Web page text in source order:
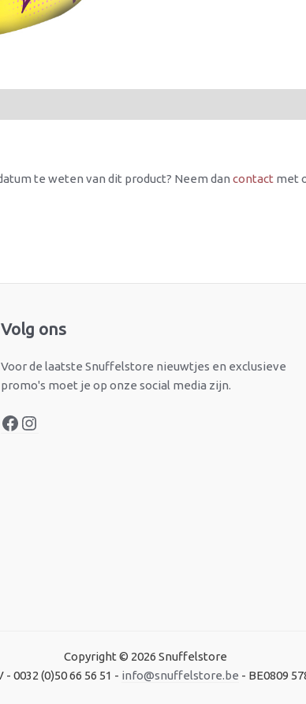
te weten van dit product? Neem dan contact met
Volg ons
Voor de laatste Snuffelstore nieuwtjes en exclusieve
promo's moet je op onze social media zijn.
Facebook
Instagram
Copyright © 2026 Snuffelstore
- 0032 (0)50 66 56 51 - info@snuffelstore.be - BE0809